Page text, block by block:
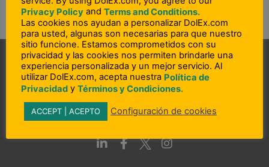
L
i
F
a
I
n
Privacy Policy and Terms and Conditions.
Las cookies nos ayudan a personalizar DolEx.com
para usted, algunas son necesarias para que nuestro
sitio funcione. Estamos comprometidos con su
privacidad y las cookies nos permiten brindarle una
experiencia personalizada y un mejor servicio. Al
utilizar DolEx.com, acepta nuestra Política de
Privacidad y Términos y Condiciones.
ACCEPT | ACEPTO Configuración de cookies